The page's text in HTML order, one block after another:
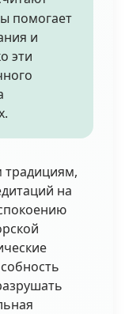
помогает
и
эти
традициям,
на